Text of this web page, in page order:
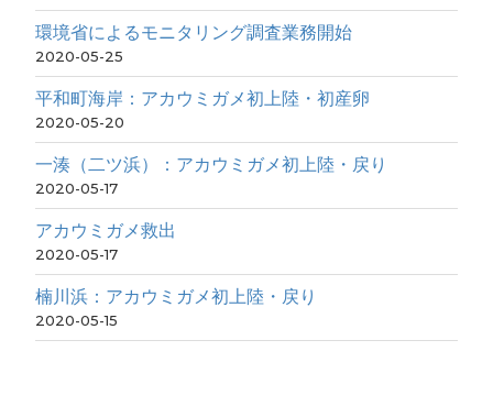
環境省によるモニタリング調査業務開始
2020-05-25
平和町海岸：アカウミガメ初上陸・初産卵
2020-05-20
一湊（二ツ浜）：アカウミガメ初上陸・戻り
2020-05-17
アカウミガメ救出
2020-05-17
楠川浜：アカウミガメ初上陸・戻り
2020-05-15